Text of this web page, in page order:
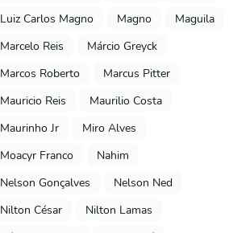
Luiz Carlos Magno
Magno
Maguila
Marcelo Reis
Márcio Greyck
Marcos Roberto
Marcus Pitter
Mauricio Reis
Maurilio Costa
Maurinho Jr
Miro Alves
Moacyr Franco
Nahim
Nelson Gonçalves
Nelson Ned
Nilton César
Nilton Lamas